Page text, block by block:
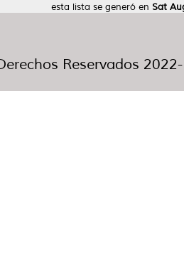
esta lista se generó en Sat
Reservados 2022-